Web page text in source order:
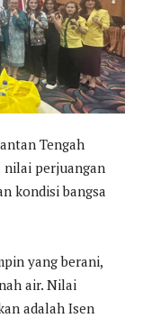
Tengah
nilai perjuangan
kondisi bangsa
yang berani,
air. Nilai
adalah Isen